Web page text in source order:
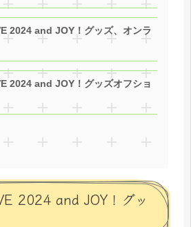
2024 and JOY！グッズ、オンラ
2024 and JOY！グッズオフショ
2024 and JOY！グッ